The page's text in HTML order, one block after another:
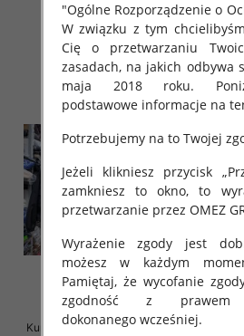
140.00 zł
szczegóły
Kurtki damskie cienki Roz S-XL, 1
"Ogólne Rozporządzenie o
W związku z tym
Cię o przetwarzaniu
zasadach, na jakich odbywa
maja 2018 roku.
podstawowe informacje na
Potrzebujemy na to Twojej
Jeżeli klikniesz przycisk
zamkniesz to okno, to
przetwarzanie przez OMEZ
Wyrażenie zgody jest
możesz w każdym
Pamiętaj, że wycofanie
zgodność z prawem
dokonanego wcześniej.